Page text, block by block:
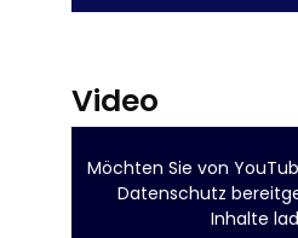
Video
Möchten Sie von
Datenschutz
Inhalte